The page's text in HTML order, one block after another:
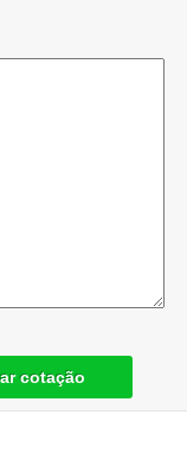
cotação